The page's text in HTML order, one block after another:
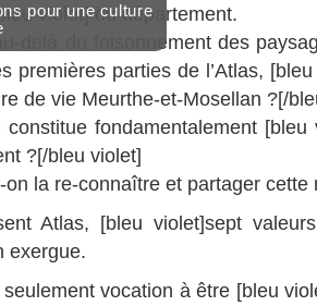
pour une culture
violet] du département.
delà du foisonnement des
premières parties de l’Atlas,
de vie Meurthe-et-Mosellan ?[/
constitue fondamentalement [bleu
?[/bleu violet]
on la re-connaître et partager cette
Atlas, [bleu violet]sept
exergue.
vocation à être [bleu